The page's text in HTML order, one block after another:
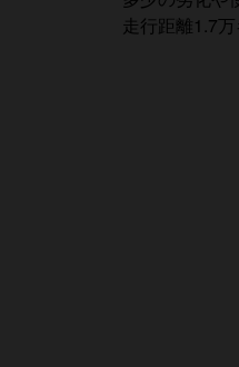
走行距離1.7